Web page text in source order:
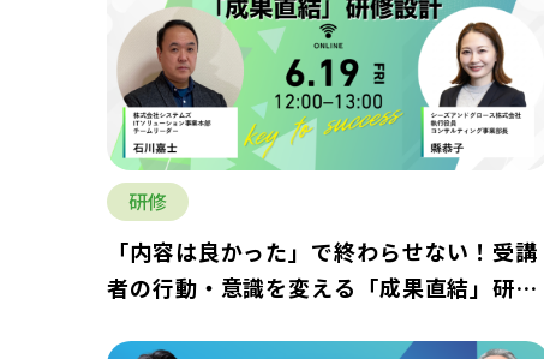
研修
「内容は良かった」で終わらせない！受講
者の行動・意識を変える「成果直結」研修